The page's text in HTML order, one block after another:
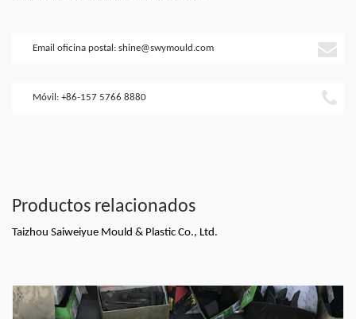
Email oficina postal: shine@swymould.com
Móvil: +86-157 5766 8880
Productos relacionados
Taizhou Saiweiyue Mould & Plastic Co., Ltd.